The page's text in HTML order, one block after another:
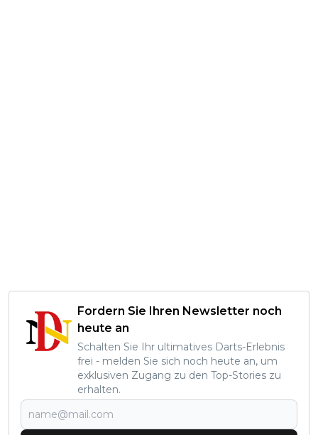
Fordern Sie Ihren Newsletter noch
heute an
Schalten Sie Ihr ultimatives Darts-Erlebnis
frei - melden Sie sich noch heute an, um
exklusiven Zugang zu den Top-Stories zu
erhalten.